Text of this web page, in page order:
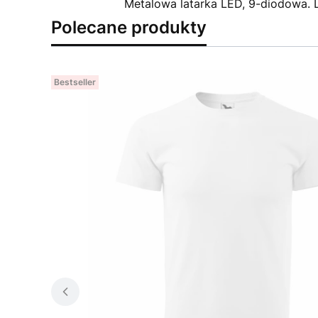
Metalowa latarka LED, 9-
Polecane produkty
Bestseller